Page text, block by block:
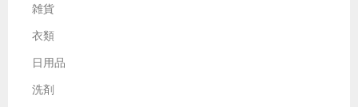
雑貨
衣類
日用品
洗剤